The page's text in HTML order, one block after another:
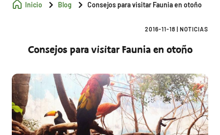
Inicio Blog Consejos para visitar Faunia en otoño
2016-11-18 NOTICIAS
Consejos para visitar Faunia en otoño